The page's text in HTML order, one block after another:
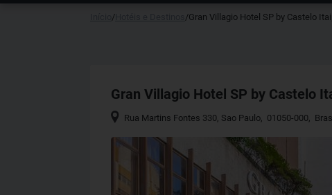
/ /Gran Villagio Hotel SP by Castelo
Gran Villagio Hotel SP by Castelo
Rua Martins Fontes 330, Sao Paulo, 01050-000,